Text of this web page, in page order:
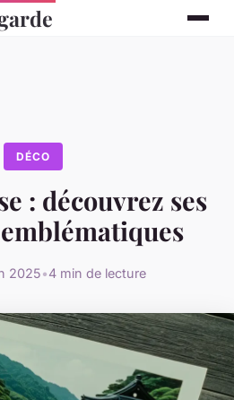
DÉCO
: découvrez ses
2025•4 min de lecture